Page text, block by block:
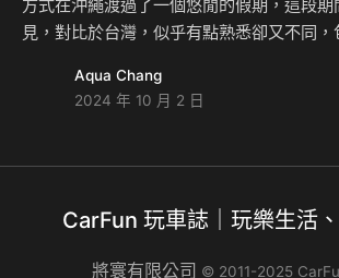
方式在沖繩渡過了一個悠閒的假期，這段
見，對比於台灣，似乎有點熟悉卻又不同，
己的投資理念，兩者之間還是有些相通，來
說？ 相關新聞：
Aqua Chang
2024 年 10 月 2 日
CarFun 玩車誌｜玩樂生活
將寰有限公司 © 2011-2025